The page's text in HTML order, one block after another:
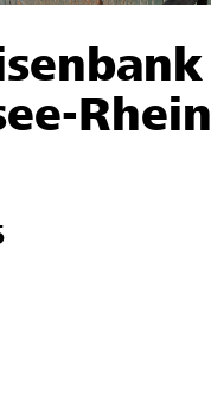
Rhein